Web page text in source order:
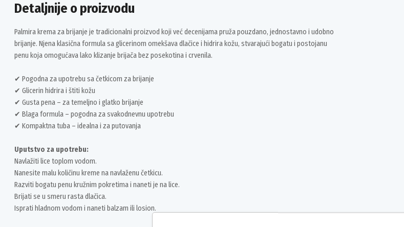
Detaljnije o proizvodu
Palmira krema za brijanje je tradicionalni proizvod koji već decenijama pruža pouzdano, jednostavno i udobno
brijanje. Njena klasična formula sa glicerinom omekšava dlačice i hidrira kožu, stvarajući bogatu i postojanu
penu koja omogućava lako klizanje brijača bez posekotina i crvenila.
✔ Pogodna za upotrebu sa četkicom za brijanje
✔ Glicerin hidrira i štiti kožu
✔ Gusta pena – za temeljno i glatko brijanje
✔ Blaga formula – pogodna za svakodnevnu upotrebu
✔ Kompaktna tuba – idealna i za putovanja
Uputstvo za upotrebu:
Navlažiti lice toplom vodom.
Nanesite malu količinu kreme na navlaženu četkicu.
Razviti bogatu penu kružnim pokretima i naneti je na lice.
Brijati se u smeru rasta dlačica.
Isprati hladnom vodom i naneti balzam ili losion.